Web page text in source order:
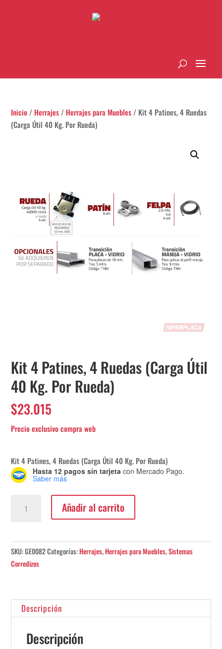
Inicio / Herrajes / Herrajes para Muebles / Kit 4 Patines, 4 Ruedas
(Carga Útil 40 Kg. Por Rueda)
Kit 4 Patines, 4 Ruedas (Carga Útil
40 Kg. Por Rueda)
$23.015
Kit 4 Patines, 4 Ruedas (Carga Útil 40 Kg. Por Rueda)
Hasta 12 pagos sin tarjeta con Mercado Pago.
Saber más
Ruedas
(Carga
Kg.
cantidad
Añadir al carrito
SKU:GE0082Categorías:Herrajes,Herrajes para Muebles,Sistemas
Corredizos
Descripción
Descripción